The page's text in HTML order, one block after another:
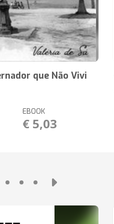
que Não Vivi
EBOOK
€ 5,03